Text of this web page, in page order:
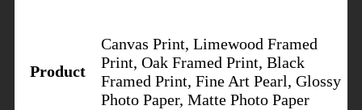
Product
Canvas Print, Limewood Framed
Print, Oak Framed Print, Black
Framed Print, Fine Art Pearl, Glossy
Photo Paper, Matte Photo Paper